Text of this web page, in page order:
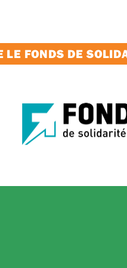
FONDS DE